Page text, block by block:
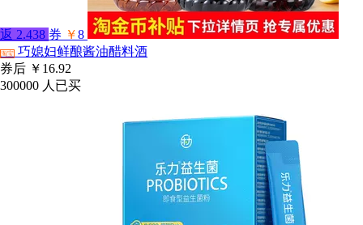
返 2.438 券 ￥8
淘宝 巧媳妇鲜酿酱油醋料酒
券后 ￥16.92
300000 人已买